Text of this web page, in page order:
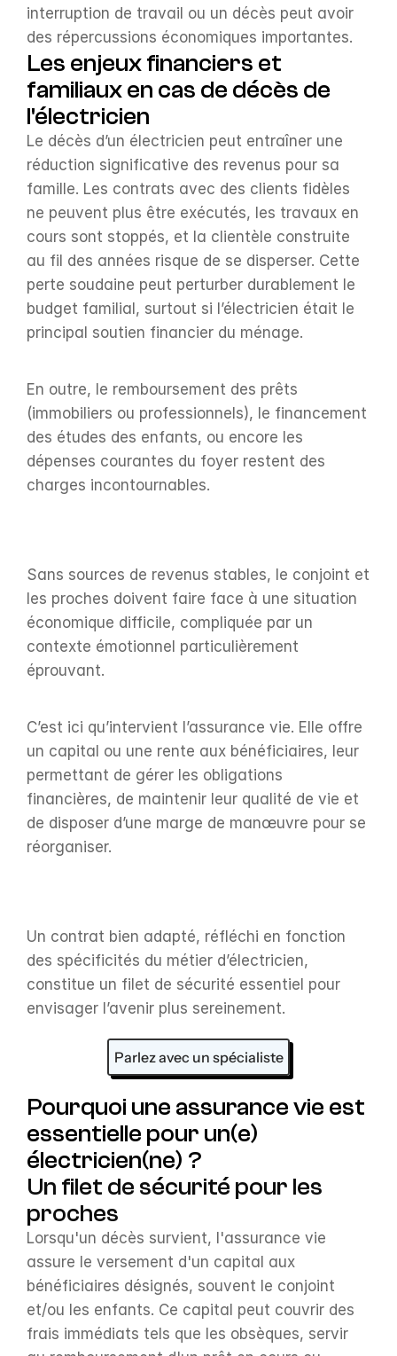
interruption de travail ou un décès peut avoir
des répercussions économiques importantes.
Les enjeux financiers et
familiaux en cas de décès de
l'électricien
Le décès d’un électricien peut entraîner une
réduction significative des revenus pour sa
famille. Les contrats avec des clients fidèles
ne peuvent plus être exécutés, les travaux en
cours sont stoppés, et la clientèle construite
au fil des années risque de se disperser. Cette
perte soudaine peut perturber durablement le
budget familial, surtout si l’électricien était le
principal soutien financier du ménage.
En outre, le remboursement des prêts
(immobiliers ou professionnels), le financement
des études des enfants, ou encore les
dépenses courantes du foyer restent des
charges incontournables.
Sans sources de revenus stables, le conjoint et
les proches doivent faire face à une situation
économique difficile, compliquée par un
contexte émotionnel particulièrement
éprouvant.
C’est ici qu’intervient l’assurance vie. Elle offre
un capital ou une rente aux bénéficiaires, leur
permettant de gérer les obligations
financières, de maintenir leur qualité de vie et
de disposer d’une marge de manœuvre pour se
réorganiser.
Un contrat bien adapté, réfléchi en fonction
des spécificités du métier d’électricien,
constitue un filet de sécurité essentiel pour
envisager l’avenir plus sereinement.
Parlez avec un spécialiste
Pourquoi une assurance vie est
essentielle pour un(e)
électricien(ne) ?
Un filet de sécurité pour les
proches
Lorsqu'un décès survient, l'assurance vie
assure le versement d'un capital aux
bénéficiaires désignés, souvent le conjoint
et/ou les enfants. Ce capital peut couvrir des
frais immédiats tels que les obsèques, servir